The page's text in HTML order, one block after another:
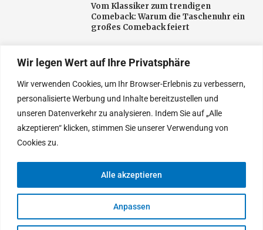
Wir legen Wert auf Ihre Privatsphäre
Wir verwenden Cookies, um Ihr Browser-Erlebnis zu verbessern,
personalisierte Werbung und Inhalte bereitzustellen und
unseren Datenverkehr zu analysieren. Indem Sie auf „Alle
akzeptieren“ klicken, stimmen Sie unserer Verwendung von
Cookies zu.
Anpassen
Alle akzeptieren
Vom Klassiker zum trendigen
Comeback: Warum die Taschenuhr ein
großes Comeback feiert
Effiziente wärmeübertragung im alltag
und in der technik
Die weltweit führenden Ärzte für
natürliche Ergebnisse bei
© 2025 Heutethemen. Entworfen von Tages Neu